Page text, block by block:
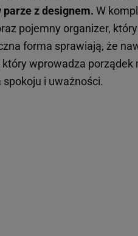
z designem. W
pojemny organizer,
forma sprawiają, że
wprowadza porządek
i uważności.